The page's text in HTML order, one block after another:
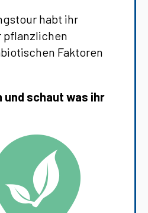
habt ihr
pflanzlichen
Faktoren
und schaut was ihr